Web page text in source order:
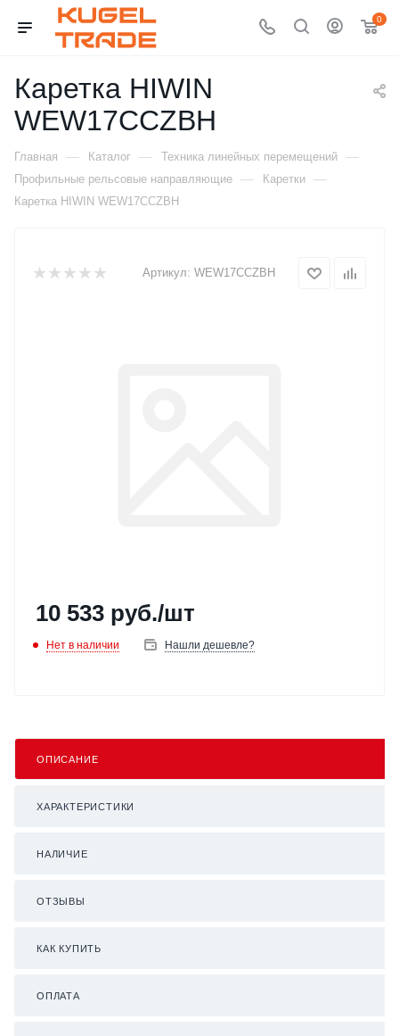
0
Каретка HIWIN
WEW17CCZBH
Главная — Каталог — Техника линейных перемещений —
Профильные рельсовые направляющие — Каретки —
Каретка HIWIN WEW17CCZBH
Артикул: WEW17CCZBH
10 533 руб./шт
Нет в наличии Нашли дешевле?
ОПИСАНИЕ
ХАРАКТЕРИСТИКИ
НАЛИЧИЕ
ОТЗЫВЫ
КАК КУПИТЬ
ОПЛАТА